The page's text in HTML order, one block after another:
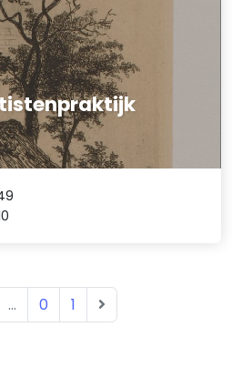
... 0 1